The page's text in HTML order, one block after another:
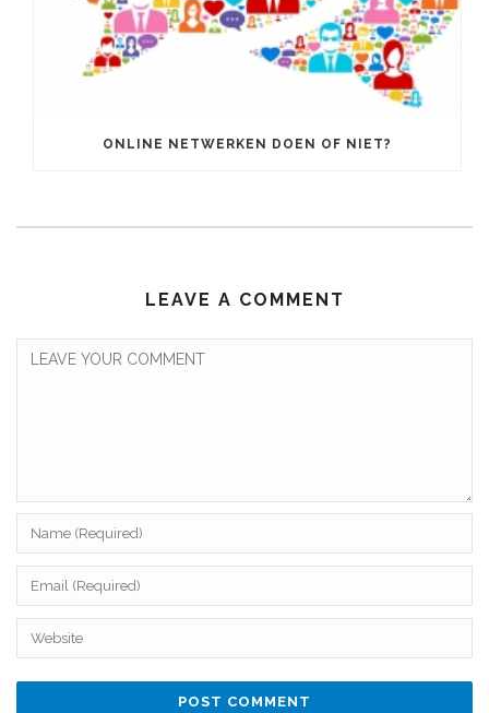
ONLINE NETWERKEN DOEN OF NIET?
LEAVE A COMMENT